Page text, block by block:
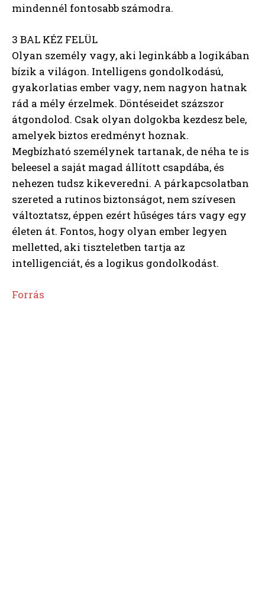
mindennél fontosabb számodra.
3 BAL KÉZ FELÜL
Olyan személy vagy, aki leginkább a logikában
bízik a világon. Intelligens gondolkodású,
gyakorlatias ember vagy, nem nagyon hatnak
rád a mély érzelmek. Döntéseidet százszor
átgondolod. Csak olyan dolgokba kezdesz bele,
amelyek biztos eredményt hoznak.
Megbízható személynek tartanak, de néha te is
beleesel a saját magad állított csapdába, és
nehezen tudsz kikeveredni. A párkapcsolatban
szereted a rutinos biztonságot, nem szívesen
változtatsz, éppen ezért hűséges társ vagy egy
életen át. Fontos, hogy olyan ember legyen
melletted, aki tiszteletben tartja az
intelligenciát, és a logikus gondolkodást.
Forrás